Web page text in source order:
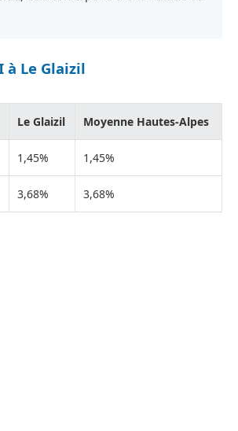
à Le Glaizil
Le Glaizil Moyenne Hautes-Alpes
1,45% 1,45%
3,68% 3,68%